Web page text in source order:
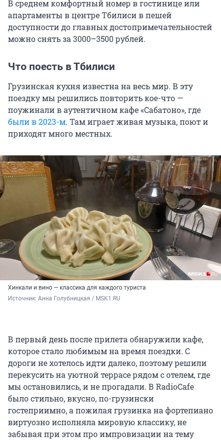
В среднем комфортный номер в гостинице или
апартаменты в центре Тбилиси в пешей
доступности до главных достопримечательностей
можно снять за3000–3500рублей.
Что поесть в Тбилиси
Грузинская кухня известна на весь мир. В эту
поездку мы решились повторить кое-что —
поужинали в аутентичном кафе «Сабатоно», где
были в 2023-м. Там играет живая музыка, поют и
приходят много местных.
Хинкали и вино — классика для каждого туриста
Источник: Анна Голубницкая / MSK1.RU
В первый день после прилета обнаружили кафе,
которое стало любимым на время поездки. С
дороги не хотелось идти далеко, поэтому решили
перекусить на уютной террасе рядом с отелем, где
мы остановились, и не прогадали. В RadioСafe
было стильно, вкусно, по-грузински
гостеприимно, а пожилая грузинка на фортепиано
виртуозно исполняла мировую классику, не
забывая при этом про импровизации на тему